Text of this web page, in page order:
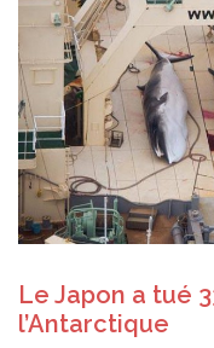
Le Japon a tué
l’Antarctique